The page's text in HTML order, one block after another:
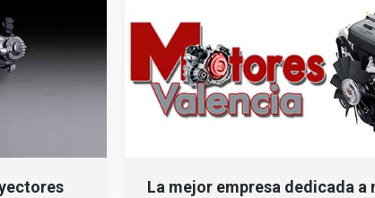
La mejor empresa dedicada a